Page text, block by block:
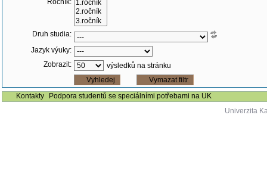
Ročník:
Druh studia:
Jazyk výuky:
Zobrazit:
výsledků na stránku
Kontakty
Podpora studentů se speciálními potřebami na UK
Univerzita